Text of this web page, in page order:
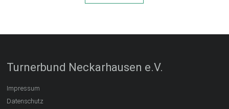
Turnerbund Neckarhausen e.V.
Impressum
Datenschutz